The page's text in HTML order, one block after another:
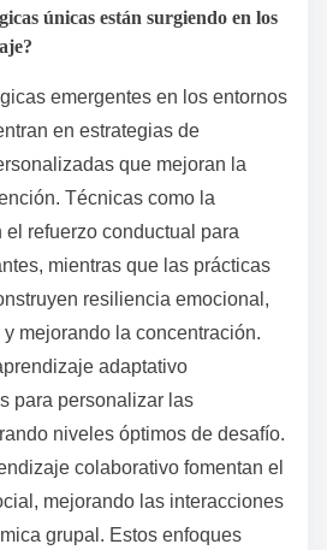
únicas están surgiendo en los
emergentes en los entornos
en estrategias de
que mejoran la
Técnicas como la
refuerzo conductual para
mientras que las prácticas
resiliencia emocional,
mejorando la concentración.
adaptativo
para personalizar las
niveles óptimos de desafío.
colaborativo fomentan el
mejorando las interacciones
grupal. Estos enfoques